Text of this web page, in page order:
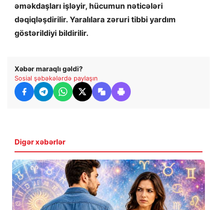
əməkdaşları işləyir, hücumun nəticələri
dəqiqləşdirilir. Yaralılara zəruri tibbi yardım
göstərildiyi bildirilir.
Xəbər maraqlı gəldi?
Sosial şəbəkələrdə paylaşın
Digər xəbərlər